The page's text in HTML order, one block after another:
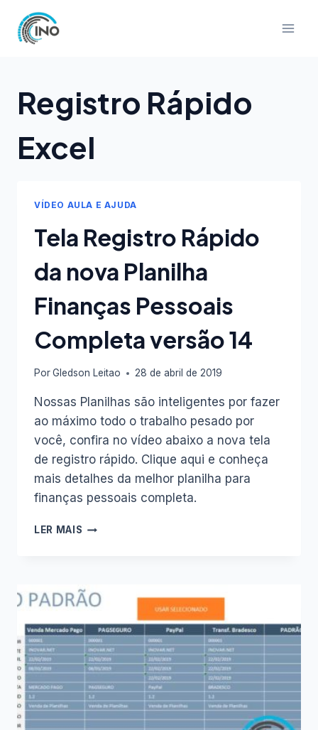
para
Registro Rápido
Excel
VÍDEO AULA E AJUDA
Tela Registro Rápido
da nova Planilha
Finanças Pessoais
Completa versão 14
PorGledson Leitao 28 de abril de 2019
Nossas Planilhas são inteligentes por fazer
ao máximo todo o trabalho pesado por
você, confira no vídeo abaixo a nova tela
de registro rápido. Clique aqui e conheça
mais detalhes da melhor planilha para
finanças pessoais completa.
LER MAIS TELA
NOVA
PLANILHA
PESSOAIS
COMPLETA
VERSÃO
14